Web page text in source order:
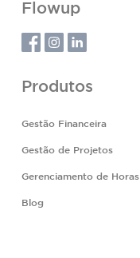
Flowup
Produtos
Gestão Financeira
Gestão de Projetos
Gerenciamento de Horas
Blog